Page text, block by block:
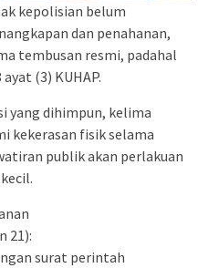
kepolisian belum
dan penahanan,
tembusan resmi, padahal
(3) KUHAP.
yang dihimpun, kelima
kekerasan fisik selama
publik akan perlakuan
21):
surat perintah